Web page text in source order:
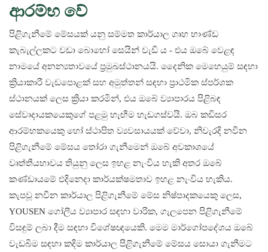
ආරම්භ වේ
පිළිගැනීමේ මේසයක් යනු සම්මත කාර්යාල ගෘහ භාණ්ඩ
කැබැල්ලකට වඩා බොහෝ සෙයින් වැඩි ය - එය ඔබේ වෙළඳ
නාමයේ අනන්‍යතාවයේ ප්‍රමුඛස්ථානයයි. දෛනික මෙහෙයුම් සඳහා
ක්‍රියාකාරී වැඩපොළක් සහ අමුත්තන් සඳහා ප්‍රාථමික ස්පර්ශක
ස්ථානයක් ලෙස ක්‍රියා කරමින්, එය ඔබේ ව්‍යාපාරය පිළිබඳ
සේවාදායකයෙකුගේ පළමු හැඟීම හැඩගස්වයි. ඔබ කඩිසර
ආරම්භකයෙකු හෝ ස්ථාපිත ව්‍යවසායයක් වේවා, නිවැරදි නවීන
පිළිගැනීමේ මේසය තෝරා ගැනීමෙන් ඔබේ අවකාශයේ
වෘත්තීයභාවය තියුනු ලෙස ඉහළ නැංවිය හැකි අතර ඔබේ
කණ්ඩායමේ එදිනෙදා කාර්යක්ෂමතාව ඉහළ නැංවිය හැකිය.
කැපවූ නවීන කාර්යාල පිළිගැනීමේ මේස නිෂ්පාදකයෙකු ලෙස,
YOUSEN ගෝලීය ව්‍යාපාර සඳහා වාරික, ගැලපෙන පිළිගැනීමේ
විසඳුම් ලබා දීම සඳහා විශේෂඥයෙකි. මෙම මාර්ගෝපදේශය ඔබේ
වැඩබිම සඳහා කදිම කාර්යාල පිළිගැනීමේ මේසය සොයා ගැනීමට